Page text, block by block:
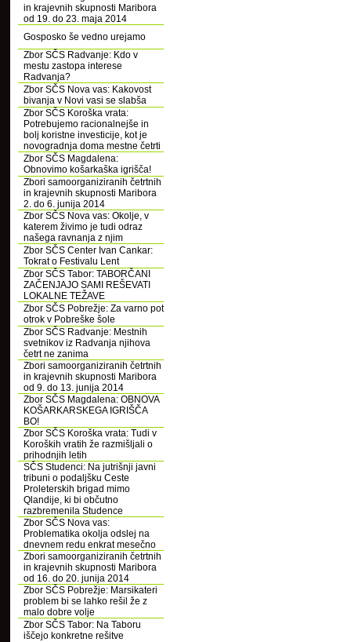
in krajevnih skupnosti Maribora
od 19. do 23. maja 2014
Gosposko še vedno urejamo
Zbor SČS Radvanje: Kdo v
mestu zastopa interese
Radvanja?
Zbor SČS Nova vas: Kakovost
bivanja v Novi vasi se slabša
Zbor SČS Koroška vrata:
Potrebujemo racionalnejše in
bolj koristne investicije, kot je
novogradnja doma mestne četrti
Zbor SČS Magdalena:
Obnovimo košarkaška igrišča!
Zbori samoorganiziranih četrtnih
in krajevnih skupnosti Maribora
2. do 6. junija 2014
Zbor SČS Nova vas: Okolje, v
katerem živimo je tudi odraz
našega ravnanja z njim
Zbor SČS Center Ivan Cankar:
Tokrat o Festivalu Lent
Zbor SČS Tabor: TABORČANI
ZAČENJAJO SAMI REŠEVATI
LOKALNE TEŽAVE
Zbor SČS Pobrežje: Za varno pot
otrok v Pobreške šole
Zbor SČS Radvanje: Mestnih
svetnikov iz Radvanja njihova
četrt ne zanima
Zbori samoorganiziranih četrtnih
in krajevnih skupnosti Maribora
od 9. do 13. junija 2014
Zbor SČS Magdalena: OBNOVA
KOŠARKARSKEGA IGRIŠČA
BO!
Zbor SČS Koroška vrata: Tudi v
Koroških vratih že razmišljali o
prihodnjih letih
SČS Studenci: Na jutrišnji javni
tribuni o podaljšku Ceste
Proleterskih brigad mimo
Qlandije, ki bi občutno
razbremenila Studence
Zbor SČS Nova vas:
Problematika okolja odslej na
dnevnem redu enkrat mesečno
Zbori samoorganiziranih četrtnih
in krajevnih skupnosti Maribora
od 16. do 20. junija 2014
Zbor SČS Pobrežje: Marsikateri
problem bi se lahko rešil že z
malo dobre volje
Zbor SČS Tabor: Na Taboru
iščejo konkretne rešitve